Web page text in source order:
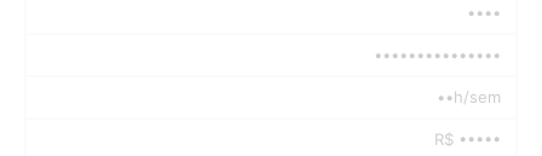
••••
•••••••••••••••
••h/sem
R$ •••••